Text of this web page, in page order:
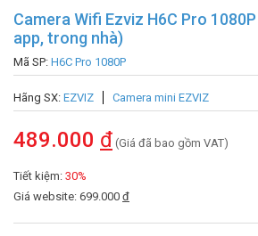
Camera Wifi Ezviz H6C Pro
app, trong nhà)
Mã SP: H6C Pro 1080P
Hãng SX: EZVIZ Camera mini EZVIZ
489.000 đ (Giá đã bao gồm VAT)
Tiết kiệm: 30%
Giá website: 699.000 đ